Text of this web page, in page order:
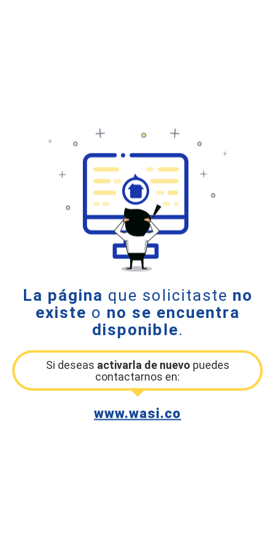
La página que solicitaste no
existe o no se encuentra
disponible.
Si deseas activarla de nuevo puedes
contactarnos en:
www.wasi.co